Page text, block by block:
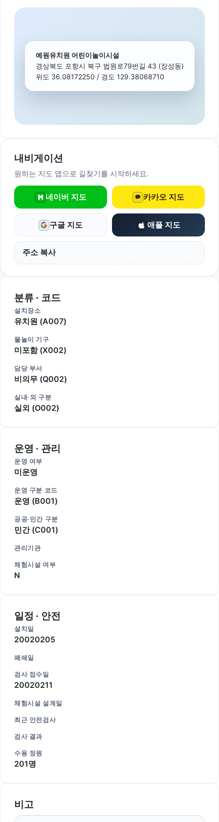
예원유치원 어린이놀이시설
경상북도 포항시 북구 법원로79번길 43 (장성동)
위도 36.08172250 / 경도 129.38068710
내비게이션
원하는 지도 앱으로 길찾기를 시작하세요.
네이버 지도 카카오 지도
구글 지도 애플 지도
주소 복사
분류 · 코드
설치장소
유치원 (A007)
물놀이 기구
미포함 (X002)
담당 부서
비의무 (Q002)
실내·외 구분
실외 (O002)
운영 · 관리
운영 여부
미운영
운영 구분 코드
운영 (B001)
공공·민간 구분
민간 (C001)
관리기관
체험시설 여부
N
일정 · 안전
설치일
20020205
폐쇄일
검사 접수일
20020211
체험시설 설계일
최근 안전검사
검사 결과
수용 정원
201명
비고